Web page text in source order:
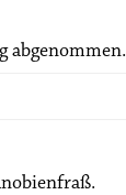
abgenommen.